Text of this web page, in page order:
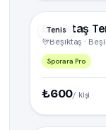
Tenis
Beşiktaş
Beşiktaş ·
Sporara Pro
₺600/ kişi